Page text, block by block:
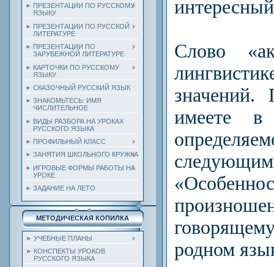
ПРЕЗЕНТАЦИИ ПО РУССКОМУ
ЯЗЫКУ
ПРЕЗЕНТАЦИИ ПО РУССКОЙ
ЛИТЕРАТУРЕ
ПРЕЗЕНТАЦИИ ПО
ЗАРУБЕЖНОЙ ЛИТЕРАТУРЕ
КАРТОЧКИ ПО РУССКОМУ
ЯЗЫКУ
СКАЗОЧНЫЙ РУССКИЙ ЯЗЫК
ЗНАКОМЬТЕСЬ: ИМЯ
ЧИСЛИТЕЛЬНОЕ
ВИДЫ РАЗБОРА НА УРОКАХ
РУССКОГО ЯЗЫКА
ПРОФИЛЬНЫЙ КЛАСС
ЗАНЯТИЯ ШКОЛЬНОГО КРУЖКА
ИГРОВЫЕ ФОРМЫ РАБОТЫ НА
УРОКЕ
ЗАДАНИЕ НА ЛЕТО
МЕТОДИЧЕСКАЯ КОПИЛКА
УЧЕБНЫЕ ПЛАНЫ
КОНСПЕКТЫ УРОКОВ
РУССКОГО ЯЗЫКА
Слово «
имеете в
родном